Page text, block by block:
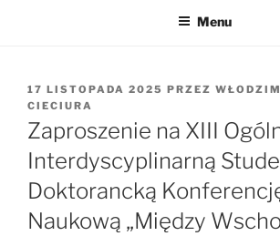
Menu
OPUBLIKOWANE
W
17 LISTOPADA 2025 PRZEZ
CIECIURA
Zaproszenie na XIII
Interdyscyplinarną
Doktorancką
Naukową „Między